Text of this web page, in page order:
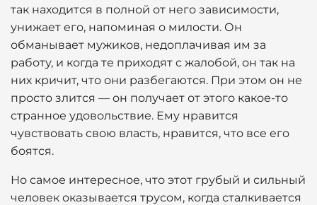
так находится в полной от него зависимости,
унижает его, напоминая о милости. Он
обманывает мужиков, недоплачивая им за
работу, и когда те приходят с жалобой, он так на
них кричит, что они разбегаются. При этом он не
просто злится — он получает от этого какое-то
странное удовольствие. Ему нравится
чувствовать свою власть, нравится, что все его
боятся.
Но самое интересное, что этот грубый и сильный
человек оказывается трусом, когда сталкивается